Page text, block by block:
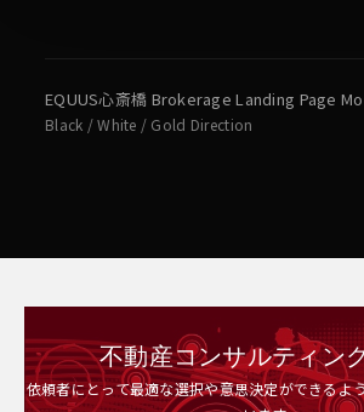
EQUUS心斎橋 Brokerage Landing Page
Black / White / Gold Direction
不動産コンサルティン
依頼者にとって最適な選択や意思決定ができるよ